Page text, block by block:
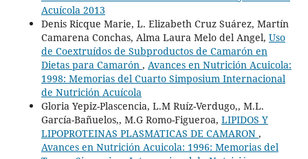
Acuícola 2013
Denis Ricque Marie, L. Elizabeth Cruz Suárez, Martín
Camarena Conchas, Alma Laura Melo del Angel, Uso
de Coextruídos de Subproductos de Camarón en
Dietas para Camarón , Avances en Nutrición Acuicola:
1998: Memorias del Cuarto Simposium Internacional
de Nutrición Acuícola
Gloria Yepiz-Plascencia, L.M Ruíz-Verdugo,, M.L.
García-Bañuelos,, M.G Romo-Figueroa, LIPIDOS Y
LIPOPROTEINAS PLASMATICAS DE CAMARON ,
Avances en Nutrición Acuicola: 1996: Memorias del